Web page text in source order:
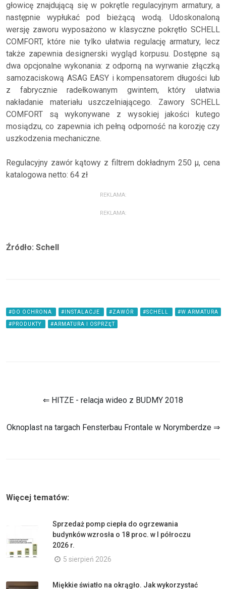
głowicę znajdującą się w pokrętle regulacyjnym armatury, a
następnie wypłukać pod bieżącą wodą. Udoskonaloną
wersję zaworu wyposażono w klasyczne pokrętło SCHELL
COMFORT, które nie tylko ułatwia regulację armatury, lecz
także zapewnia designerski wygląd korpusu. Dostępne są
dwa opcjonalne wykonania: z odporną na wyrwanie złączką
samozaciskową ASAG EASY i kompensatorem długości lub
z fabrycznie radełkowanym gwintem, który ułatwia
nakładanie materiału uszczelniającego. Zawory SCHELL
COMFORT są wykonywane z wysokiej jakości kutego
mosiądzu, co zapewnia ich pełną odporność na korozję czy
uszkodzenia mechaniczne.
Regulacyjny zawór kątowy z filtrem dokładnym 250 µ, cena
katalogowa netto: 64 zł
REKLAMA:
REKLAMA:
Źródło: Schell
#DO OCHRONA #INSTALACJE #ZAWÓR #SCHELL #W ARMATURA
#PRODUKTY #ARMATURA I OSPRZĘT
⇐ HITZE - relacja wideo z BUDMY 2018
Oknoplast na targach Fensterbau Frontale w Norymberdze ⇒
Więcej tematów:
Sprzedaż pomp ciepła do ogrzewania
budynków wzrosła o 18 proc. w I półroczu
2026 r.
5 sierpień 2026
Miękkie światło na okrągło. Jak wykorzystać